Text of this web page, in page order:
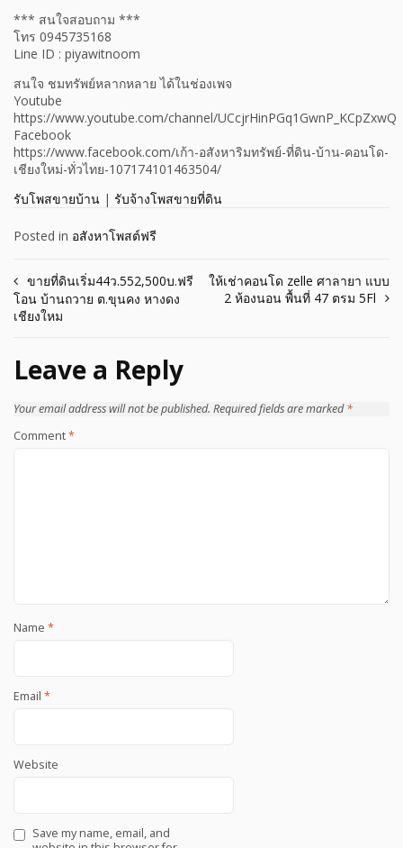
*** สนใจสอบถาม ***
โทร 0945735168
Line ID : piyawitnoom
สนใจ ชมทรัพย์หลากหลาย ได้ในช่องเพจ
Youtube
https://www.youtube.com/channel/UCcjrHinPGq1GwnP_KCpZxwQ
Facebook
https://www.facebook.com/เก้า-อสังหาริมทรัพย์-ที่ดิน-บ้าน-คอนโด-
เชียงใหม่-ทั่วไทย-107174101463504/
รับโพสขายบ้าน | รับจ้างโพสขายที่ดิน
Posted in อสังหาโพสต์ฟรี
Post
navigation
ขายที่ดินเริ่ม44ว.552,500บ.ฟรี
โอน บ้านถวาย ต.ขุนคง หางดง
เชียงใหม
ให้เช่าคอนโด zelle ศาลายา แบบ
2 ห้องนอน พื้นที่ 47 ตรม 5Fl
Leave a Reply
Your email address will not be published. Required fields are marked*
Comment*
Name *
Email *
Website
Save my name, email, and